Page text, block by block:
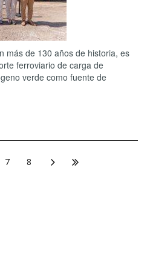
más de 130 años de historia, es
ferroviario de carga de
verde como fuente de
7 8